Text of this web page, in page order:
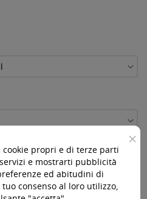
×
propri e di terze parti
e mostrarti pubblicità
ed abitudini di
consenso al loro utilizzo,